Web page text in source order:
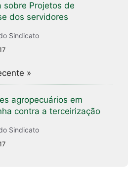
sobre Projetos de
dos servidores
Sindicato
»
agropecuários em
contra a terceirização
Sindicato